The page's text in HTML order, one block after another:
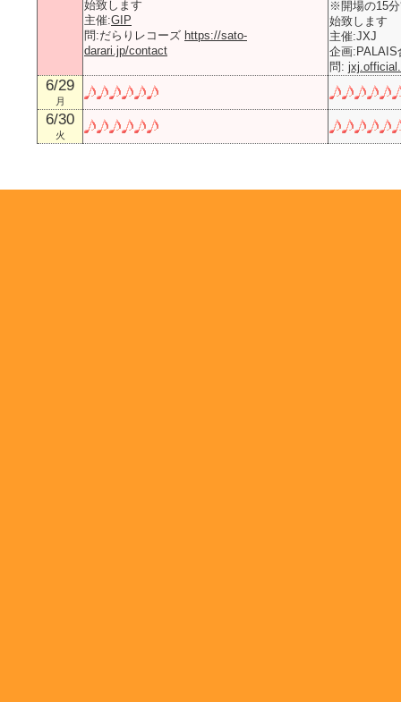
始致します
主催:GIP
問:だらりレコーズ https://sato-
darari.jp/contact
※開場の15
始致します
主催:JXJ
企画:PALAIS
問:
6/29
月
6/30
火